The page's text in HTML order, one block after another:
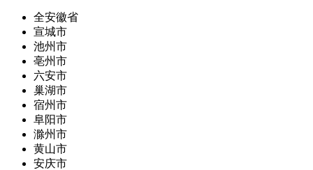
全安徽省
宣城市
池州市
亳州市
六安市
巢湖市
宿州市
阜阳市
滁州市
黄山市
安庆市